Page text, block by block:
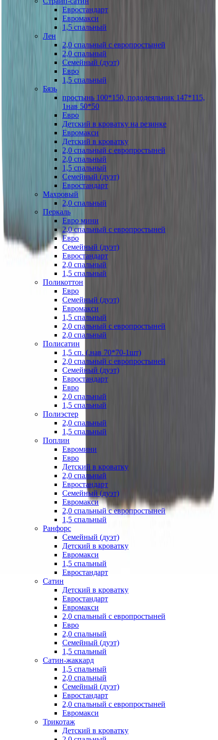
Евростандарт
Евромакси
1,5 спальный
Лен
2,0 спальный с европростыней
2,0 спальный
Семейный (дуэт)
Евро
1,5 спальный
Бязь
простынь 100*150, пододеяльник 147*115,
1нав 50*50
Евро
Детский в кроватку на резинке
Евромакси
Детский в кроватку
2,0 спальный с европростыней
2,0 спальный
1,5 спальный
Семейный (дуэт)
Евростандарт
Махровый
2,0 спальный
Перкаль
Евро мини
2,0 спальный с европростыней
Евро
Семейный (дуэт)
Евростандарт
2,0 спальный
1,5 спальный
Поликоттон
Евро
Семейный (дуэт)
Евромакси
1,5 спальный
2,0 спальный с европростыней
2,0 спальный
Полисатин
1,5 сп. (.нав 70*70-1шт)
2,0 спальный с европростыней
Семейный (дуэт)
Евростандарт
Евро
2,0 спальный
1,5 спальный
Полиэстер
2,0 спальный
1,5 спальный
Поплин
Евромини
Евро
Детский в кроватку
2,0 спальный
Евростандарт
Семейный (дуэт)
Евромакси
2,0 спальный с европростыней
1,5 спальный
Ранфорс
Семейный (дуэт)
Детский в кроватку
Евромакси
1,5 спальный
Евростандарт
Сатин
Детский в кроватку
Евростандарт
Евромакси
2,0 спальный с европростыней
Евро
2,0 спальный
Семейный (дуэт)
1,5 спальный
Сатин-жаккард
1,5 спальный
2,0 спальный
Семейный (дуэт)
Евростандарт
2,0 спальный с европростыней
Евромакси
Трикотаж
Детский в кроватку